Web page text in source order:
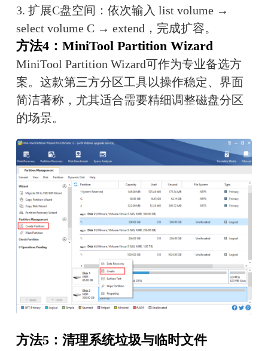
3. 扩展C盘空间：依次输入 list volume →
select volume C → extend，完成扩容。
方法4：MiniTool Partition Wizard
MiniTool Partition Wizard可作为专业备选方
案。这款第三方分区工具以操作稳定、界面
简洁著称，尤其适合需要精细调整磁盘分区
的场景。
方法5：清理系统垃圾与临时文件